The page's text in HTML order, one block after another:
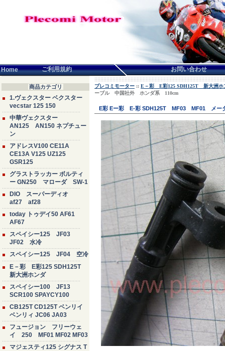
Home ご利用規約 お問い合わせ
商品カテゴリ
1.ヴェクスター ベクスター
vecstar 125 150
中華ヴェクスター
AN125 AN150 ネプチュー
ン
アドレスV100 CE11A
CE13A V125 UZ125
GSR125
グラストラッカー ボルティ
ー GN250 マローダ SW-1
DIO スーパーディオ
af27 af28
today トゥデイ50 AF61
AF67
スペイシー125 JF03
JF02 水冷
スペイシー125 JF04 空冷
E－彩 E彩125 SDH125T
新大洲ホンダ
スペイシー100 JF13
SCR100 SPAYCY100
CB125T CD125T ベンリイ
ベンリィ JC06 JA03
フュージョン フリーウェ
イ 250 MF01 MF02 MF03
マジェスティ125 シグナス T
プレコミモーター :: E－彩 E彩125 SDH125T 新大洲
ーブル 中国社外 ホンダ系 110cm
E彩 Eー彩 E-彩 SDH125T MF03 MF01 メー